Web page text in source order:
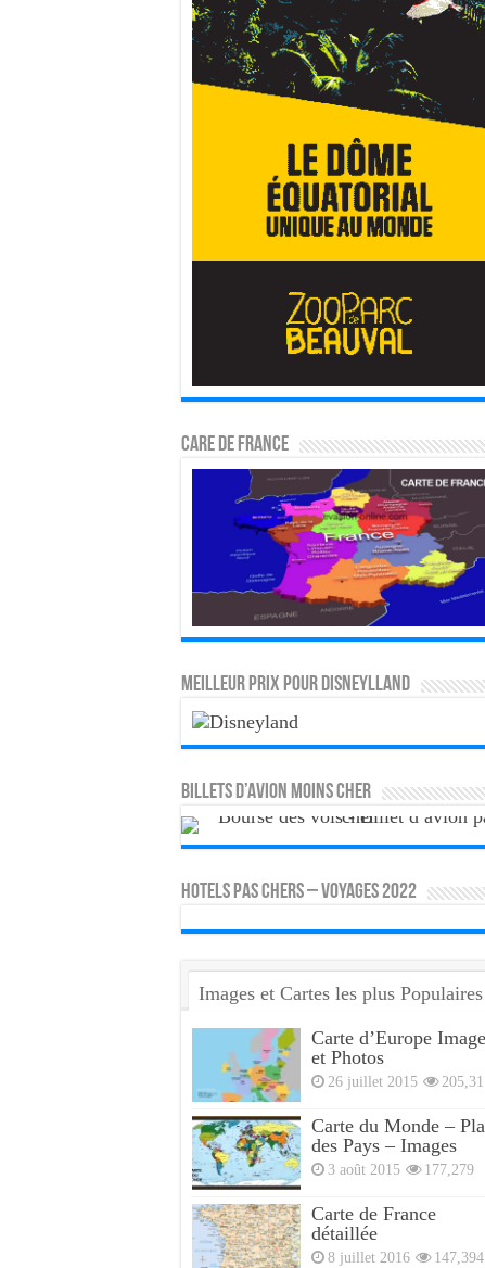
CARE DE FRANCE
MEILLEUR PRIX POUR DISNEYLLAND
Billets d’avion moins cher
HOTELS PAS CHERS – VOYAGES 2022
Images et Cartes les plus Populaires
Carte d’Europe
et Photos
26 juillet 2015
Carte du Monde –
des Pays – Images
3 août 2015 177,279
Carte de France
détaillée
8 juillet 2016 147,394